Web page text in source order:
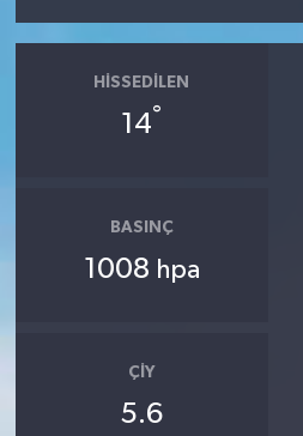
HISSEDILEN
14°
BASINÇ
1008 hpa
ÇIY
5.6